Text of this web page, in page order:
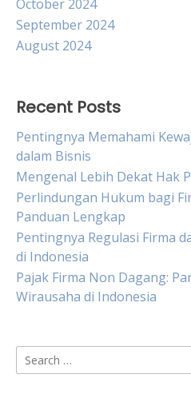
October 2024
September 2024
August 2024
Recent Posts
Pentingnya Memahami
dalam Bisnis
Mengenal Lebih Dekat Hak
Perlindungan Hukum bagi
Panduan Lengkap
Pentingnya Regulasi Firma
di Indonesia
Pajak Firma Non Dagang:
Wirausaha di Indonesia
Search
for: